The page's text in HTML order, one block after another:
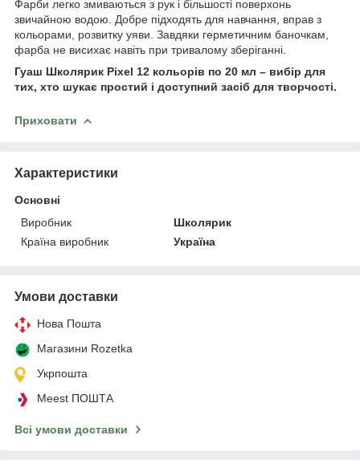
Фарби легко змиваються з рук і більшості поверхонь
звичайною водою. Добре підходять для навчання, вправ з
кольорами, розвитку уяви. Завдяки герметичним баночкам,
фарба не висихає навіть при тривалому зберіганні.
Гуаш Школярик Pixel 12 кольорів по 20 мл – вибір для
тих, хто шукає простий і доступний засіб для творчості.
Приховати
Характеристики
Основні
Виробник
Школярик
Країна виробник
Україна
Умови доставки
Нова Пошта
Магазини Rozetka
Укрпошта
Meest ПОШТА
Всі умови доставки